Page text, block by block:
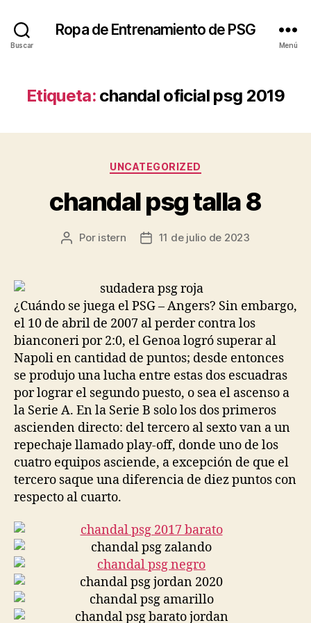
Buscar
Ropa de Entrenamiento de PSG
Menú
Etiqueta: chandal oficial psg 2019
Categorías
UNCATEGORIZED
chandal psg talla 8
Autor
entrada
Por istern
Fecha
entrada
11 de julio de 2023
¿Cuándo se juega el PSG – Angers? Sin embargo,
el 10 de abril de 2007 al perder contra los
bianconeri por 2:0, el Genoa logró superar al
Napoli en cantidad de puntos; desde entonces
se produjo una lucha entre estas dos escuadras
por lograr el segundo puesto, o sea el ascenso a
la Serie A. En la Serie B solo los dos primeros
ascienden directo: del tercero al sexto van a un
repechaje llamado play-off, donde uno de los
cuatro equipos asciende, a excepción de que el
tercero saque una diferencia de diez puntos con
respecto al cuarto.